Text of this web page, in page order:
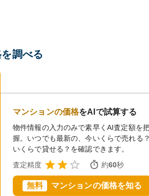
調べる
マンションの価格をAIで試算する
物件情報の入力のみで素早くAI査定額を
握。いつでも最新の、今いくらで売れる？
いくらで貸せる？を確認できます。
査定精度
約60秒
無料 マンションの価格を知る